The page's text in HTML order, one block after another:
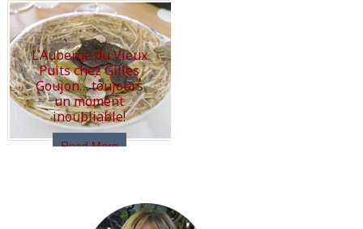
L’Auberge du Vieux
Puits chez Gilles
Goujon… toujours
un moment
inoubliable!
Read More